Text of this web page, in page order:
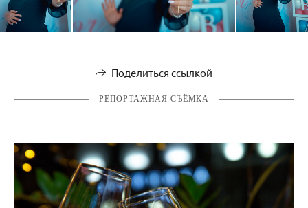
Поделиться ссылкой
РЕПОРТАЖНАЯ СЪЁМКА